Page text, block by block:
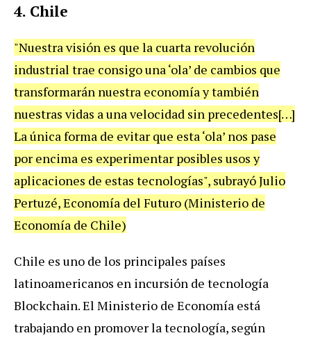
4. Chile
"Nuestra visión es que la cuarta revolución
industrial trae consigo una ‘ola’ de cambios que
transformarán nuestra economía y también
nuestras vidas a una velocidad sin precedentes[…]
La única forma de evitar que esta ‘ola’ nos pase
por encima es experimentar posibles usos y
aplicaciones de estas tecnologías", subrayó Julio
Pertuzé, Economía del Futuro (Ministerio de
Economía de Chile)
Chile es uno de los principales países
latinoamericanos en incursión de tecnología
Blockchain. El Ministerio de Economía está
trabajando en promover la tecnología, según